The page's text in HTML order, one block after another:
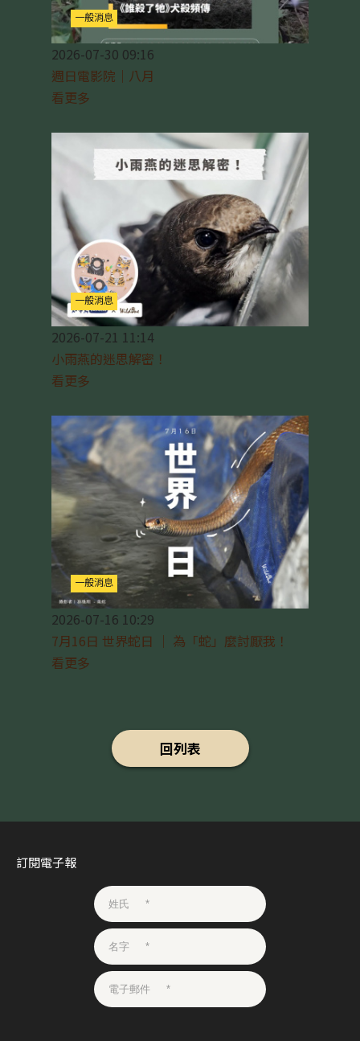
一般消息
2026-07-30 09:16
週日電影院｜八月
看更多
一般消息
2026-07-21 11:14
小雨燕的迷思解密！
看更多
一般消息
2026-07-16 10:29
7月16日 世界蛇日 ｜ 為「蛇」麼討厭我！
看更多
回列表
訂閱電子報